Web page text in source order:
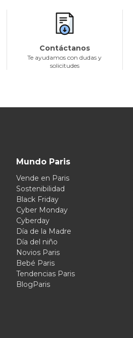
Contáctanos
Te ayudamos con dudas y
solicitudes
Mundo Paris
Vende en Paris
Sostenibilidad
Black Friday
Cyber Monday
Cyberday
Día de la Madre
Día del niño
Novios Paris
Bebé Paris
Tendencias Paris
BlogParis